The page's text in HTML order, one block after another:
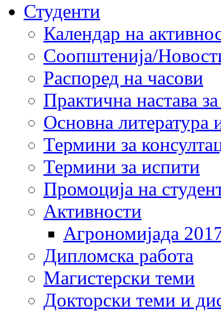
Студенти
Календар на
Соопштенија/
Распоред на часови
Практична настава
Основна литература
Термини за
Термини за испити
Промоција на
Активности
Агрономијада
Дипломска работа
Магистерски теми
Докторски теми и